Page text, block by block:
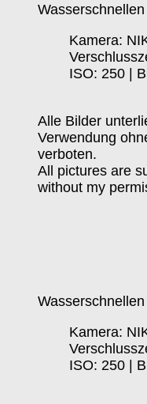
Kamera:
ISO: 250 |
Alle Bilder
Verwendung
verboten.
All pictures are
without my
Kamera:
ISO: 250 |